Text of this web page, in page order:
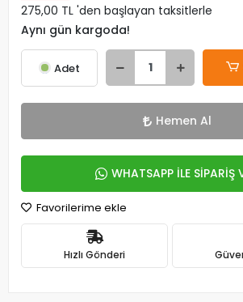
275,00 TL 'den başlayan taksitlerle
Aynı gün kargoda!
Adet
Hemen Al
WHATSAPP İLE SİPARİŞ
Favorilerime ekle
Hızlı Gönderi